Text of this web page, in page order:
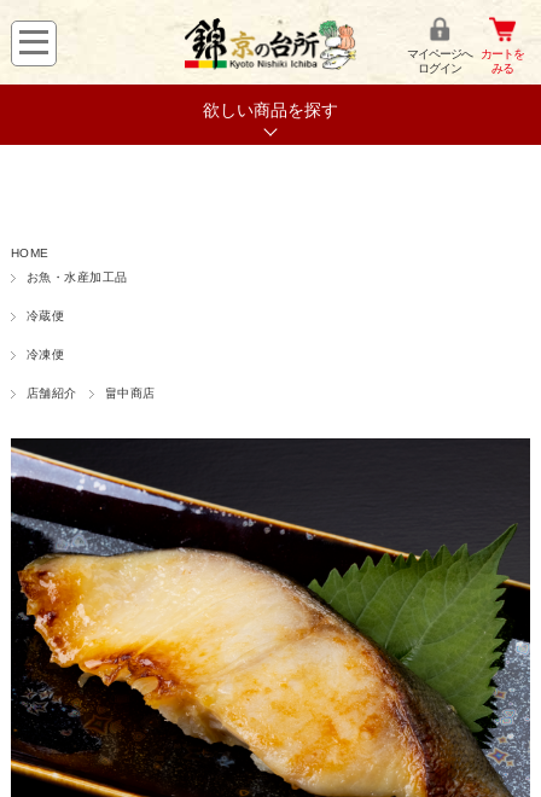
マイページへ
ログイン
カートを
みる
欲しい商品を探す
HOME
お魚・水産加工品
冷蔵便
冷凍便
店舗紹介 畠中商店